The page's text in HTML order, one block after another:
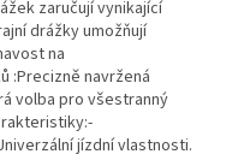
zaručují vynikající
drážky umožňují
na
:Precizně navržená
volba pro všestranný
jízdní vlastnosti.